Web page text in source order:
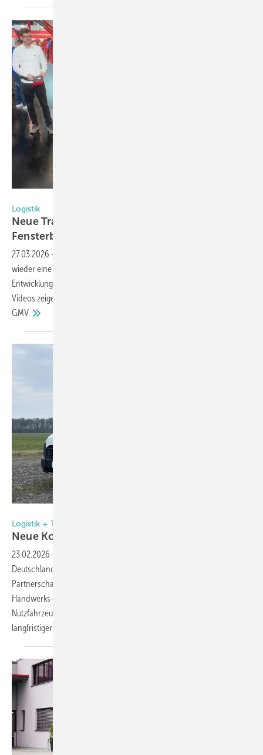
Logistik
Neue Transport-Lösungen für die Glas- und
Fensterbranche
27.03.2026 -
wieder eine Vielzahl an Neuheiten zu bestaunen. Hier zeigen wir neue
Entwicklungen aus dem Segment „Transport und Logistik“. In den
Videos zeigen wir die Transportgeräte von Riebsamen, Hoeflon und
GMV.
Logistik + Transport
Neue Kooperation von Lansing Unitra und
23.02.2026 -
Deutschland und die Lansing Unitra GmbH eine strategische
Partnerschaft. Ziel ist ein maßgeschneidertes Komplettangebot für
Handwerks- und Montagebetriebe: ein sofort einsatzbereites
Nutzfahrzeug inklusive branchenspezifischer Ausstattung und
langfristiger